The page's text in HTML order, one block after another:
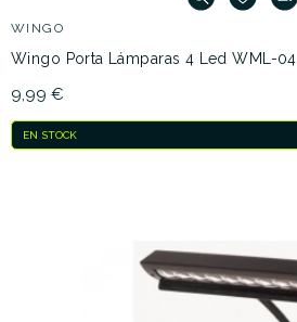
WINGO
Wingo Porta Lámparas 4 Led WML-04
9,99 €
EN STOCK